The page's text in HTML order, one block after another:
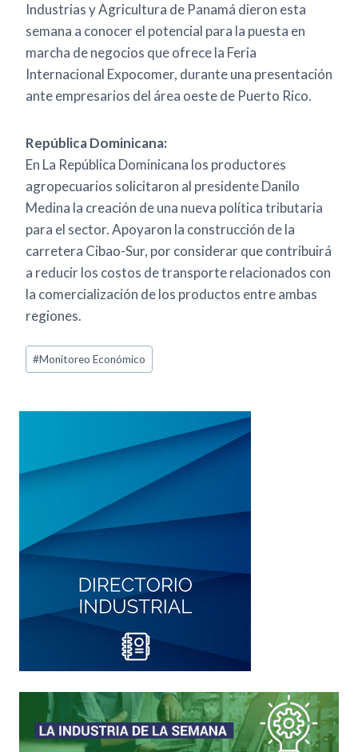
Industrias y Agricultura de Panamá dieron esta
semana a conocer el potencial para la puesta en
marcha de negocios que ofrece la Feria
Internacional Expocomer, durante una presentación
ante empresarios del área oeste de Puerto Rico.
República Dominicana:
En La República Dominicana los productores
agropecuarios solicitaron al presidente Danilo
Medina la creación de una nueva política tributaria
para el sector. Apoyaron la construcción de la
carretera Cibao-Sur, por considerar que contribuirá
a reducir los costos de transporte relacionados con
la comercialización de los productos entre ambas
regiones.
#Monitoreo Económico